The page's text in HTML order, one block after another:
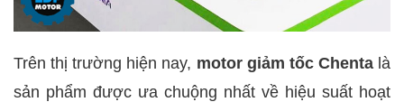
Trên thị trường hiện nay, motor giảm tốc Chentalà
sản phẩm được ưa chuộng nhất về hiệu suất hoạt